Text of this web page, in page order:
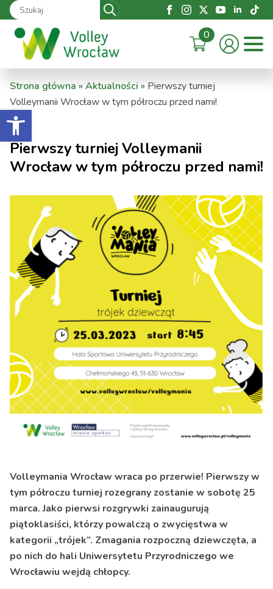
Otwórz pasek narzędzi
Search
for:
0
Strona główna » Aktualności » Pierwszy turniej
Volleymanii Wrocław w tym półroczu przed nami!
Pierwszy turniej Volleymanii
Wrocław w tym półroczu przed nami!
Volleymania Wrocław wraca po przerwie! Pierwszy w
tym półroczu turniej rozegrany zostanie w sobotę 25
marca. Jako pierwsi rozgrywki zainaugurują
piątoklasiści, którzy powalczą o zwycięstwa w
kategorii „trójek”. Zmagania rozpoczną dziewczęta, a
po nich do hali Uniwersytetu Przyrodniczego we
Wrocławiu wejdą chłopcy.